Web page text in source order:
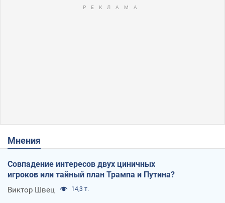
Мнения
Совпадение интересов двух циничных
игроков или тайный план Трампа и Путина?
Виктор Швец 14,3 т.